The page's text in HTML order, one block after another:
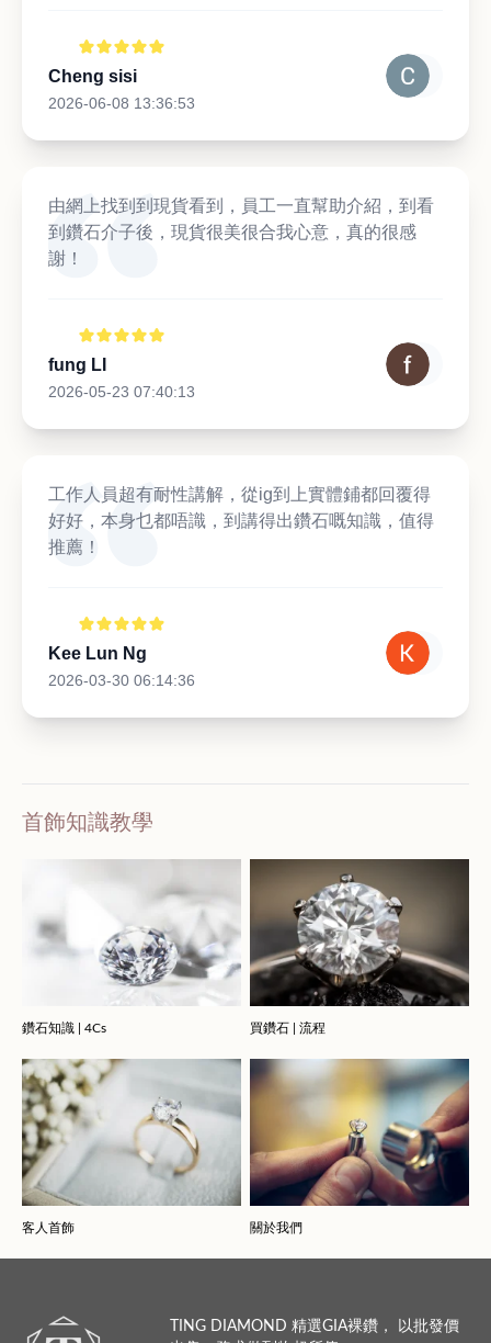
Cheng sisi
2026-06-08 13:36:53
由網上找到到現貨看到，員工一直幫助介紹，到看
到鑽石介子後，現貨很美很合我心意，真的很感
謝！
fung LI
2026-05-23 07:40:13
工作人員超有耐性講解，從ig到上實體鋪都回覆得
好好，本身乜都唔識，到講得出鑽石嘅知識，值得
推薦！
Kee Lun Ng
2026-03-30 06:14:36
首飾知識教學
鑽石知識 | 4Cs 買鑽石 | 流程
客人首飾 關於我們
TING DIAMOND 精選GIA裸鑽， 以批發價